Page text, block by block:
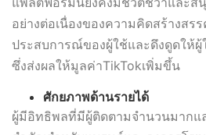
อย่างต่อเนื่องของความคิดสร้างสร
ประสบการณ์ของผู้ใช้และดึงดูดให้
ซึ่งส่งผลให้มูลค่าTikTokเพิ่มขึ้น
ศักยภาพด้านรายได้
ผู้มีอิทธิพลที่มีผู้ติดตามจำนวนมากแ